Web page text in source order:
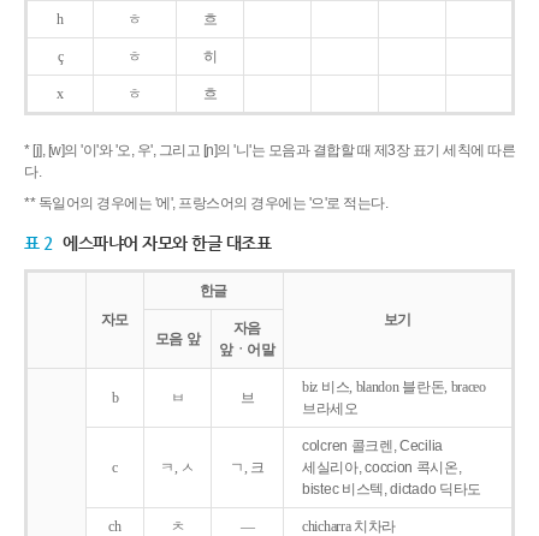
h ㅎ 흐
ç ㅎ 히
x ㅎ 흐
* [j], [w]의 '이'와 '오, 우', 그리고 [ɲ]의 '니'는 모음과 결합할 때 제3장 표기 세칙에 따른
다.
** 독일어의 경우에는 '에', 프랑스어의 경우에는 '으'로 적는다.
표 2 에스파냐어 자모와 한글 대조표
자모
한글
보기
모음 앞
자음
앞ㆍ어말
b ㅂ 브
biz 비스, blandon 블란돈, braceo
브라세오
c ㅋ, ㅅ ㄱ, 크
colcren 콜크렌, Cecilia
세실리아, coccion 콕시온,
bistec 비스텍, dictado 딕타도
ch ㅊ ― chicharra 치차라